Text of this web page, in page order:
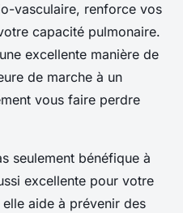
vasculaire, renforce vos
capacité pulmonaire.
excellente manière de
de marche à un
vous faire perdre
seulement bénéfique à
excellente pour votre
aide à prévenir des